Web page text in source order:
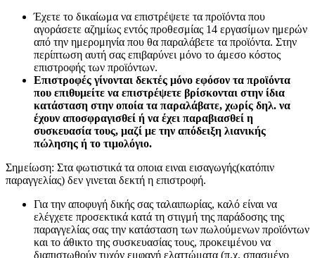
Έχετε το δικαίωμα να επιστρέψετε τα προϊόντα που
αγοράσετε αζημίως εντός προθεσμίας 14 εργασίμων ημερών
από την ημερομηνία που θα παραλάβετε τα προϊόντα. Στην
περίπτωση αυτή σας επιβαρύνει μόνο το άμεσο κόστος
επιστροφής των προϊόντων.
Επιστροφές γίνονται δεκτές μόνο εφόσον τα προϊόντα
που επιθυμείτε να επιστρέψετε βρίσκονται στην ίδια
κατάσταση στην οποία τα παραλάβατε, χωρίς δηλ. να
έχουν αποσφραγισθεί ή να έχει παραβιασθεί η
συσκευασία τους, μαζί με την απόδειξη λιανικής
πώλησης ή το τιμολόγιο.
Σημείωση: Στα φωτιστικά τα οποια ειναι εισαγωγής(κατόπιν
παραγγελίας) δεν γινεται δεκτή η επιστροφή.
Για την αποφυγή δικής σας ταλαιπωρίας, καλό είναι να
ελέγχετε προσεκτικά κατά τη στιγμή της παράδοσης της
παραγγελίας σας την κατάσταση των πωλούμενων προϊόντων
και το άθικτο της συσκευασίας τους, προκειμένου να
διαπιστωθούν τυχόν εμφανή ελαττώματα (π.χ. σπασμένο